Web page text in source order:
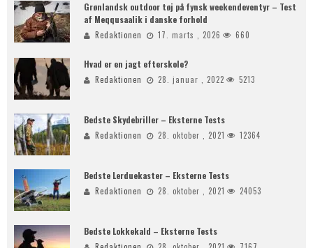
Grønlandsk outdoor tøj på fynsk weekendeventyr – Test
af Meqqusaalik i danske forhold
Redaktionen 17. marts , 2026 660
Hvad er en jagt efterskole?
Redaktionen 28. januar , 2022 5213
Bedste Skydebriller – Eksterne Tests
Redaktionen 28. oktober , 2021 12364
Bedste Lerduekaster – Eksterne Tests
Redaktionen 28. oktober , 2021 24053
Bedste Lokkekald – Eksterne Tests